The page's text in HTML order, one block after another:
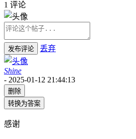
1 评论
发布评论 丢弃
Shine
- 2025-01-12 21:44:13
删除
转换为答案
感谢